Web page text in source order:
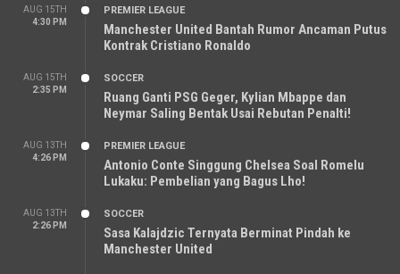
AUG 15TH
4:30 PM
PREMIER LEAGUE
Manchester United Bantah Rumor Ancaman Putus
Kontrak Cristiano Ronaldo
AUG 15TH
2:35 PM
SOCCER
Ruang Ganti PSG Geger, Kylian Mbappe dan
Neymar Saling Bentak Usai Rebutan Penalti!
AUG 13TH
4:26 PM
PREMIER LEAGUE
Antonio Conte Singgung Chelsea Soal Romelu
Lukaku: Pembelian yang Bagus Lho!
AUG 13TH
2:26 PM
SOCCER
Sasa Kalajdzic Ternyata Berminat Pindah ke
Manchester United